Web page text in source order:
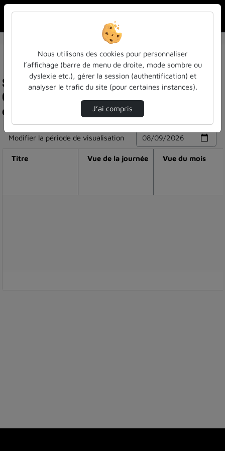
Statistiques de visualisation de la vidéo
Comment intégrer la rse dans nos
enseignements ? - retours d'expérience
Modifier la période de visualisation
Titre Vue de la journée Vue du mois
Nous utilisons des cookies pour personnaliser
l’affichage (barre de menu de droite, mode sombre ou
dyslexie etc.), gérer la session (authentification) et
analyser le trafic du site (pour certaines instances).
J’ai compris